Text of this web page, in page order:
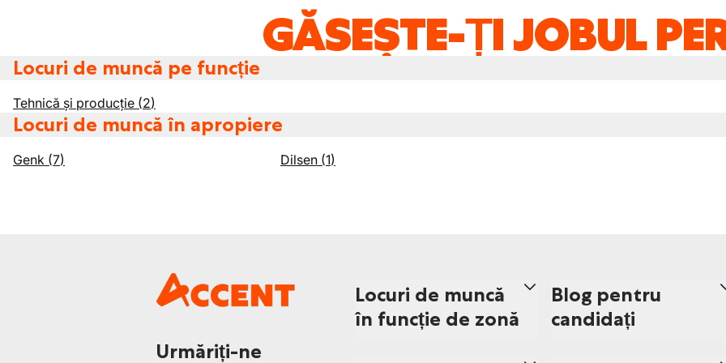
GĂSEȘTE-ȚI JOBUL
Locuri de muncă pe funcție
Tehnică și producție (2)
Locuri de muncă în apropiere
Genk (7) Dilsen (1)
Urmăriți-ne
Locuri de muncă
în funcție de zonă
Blog pentru
candidați